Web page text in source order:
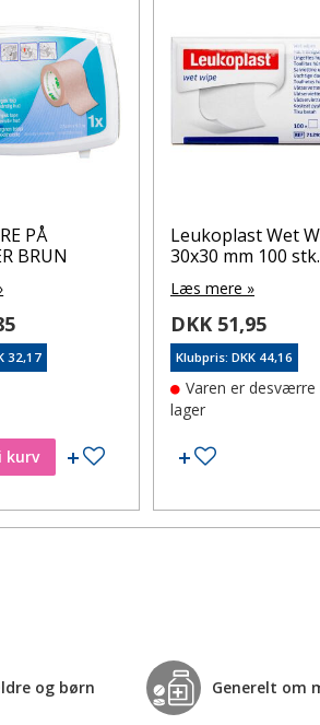
PÅ
BRUN
32,17
kurv Tilføj til ønskeseddel
Leukoplast Wet
30x30 mm 100 stk.
Læs mere »
DKK 51,95
Klubpris: DKK 44,16
Varen er desværre
lager
Tilføj til
og børn Generelt om